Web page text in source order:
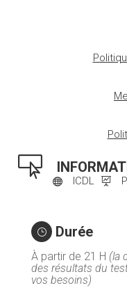

 ICDL 
} Durée
À partir de 21 H (la
des résultats du
vos besoins)